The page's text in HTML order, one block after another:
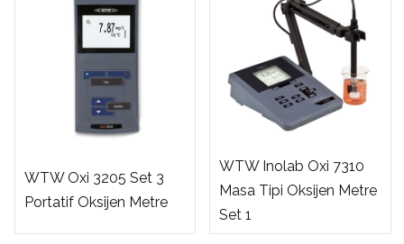
WTW Oxi 3205 Set 3
Portatif Oksijen Metre
WTW Inolab Oxi 7310
Masa Tipi Oksijen Metre
Set 1